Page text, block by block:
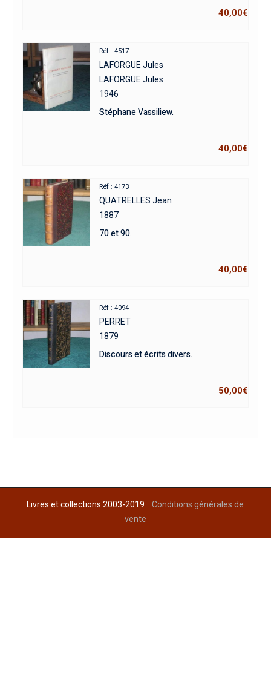
40,00€
Réf : 4517
LAFORGUE Jules
LAFORGUE Jules
1946
Stéphane Vassiliew.
40,00€
Réf : 4173
QUATRELLES Jean
1887
70 et 90.
40,00€
Réf : 4094
PERRET
1879
Discours et écrits divers.
50,00€
Livres et collections 2003-2019Conditions générales de
vente